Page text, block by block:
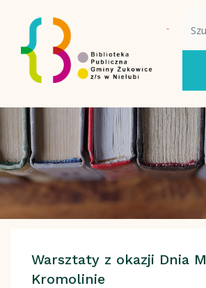
Warsztaty z okazji Dnia
Kromolinie